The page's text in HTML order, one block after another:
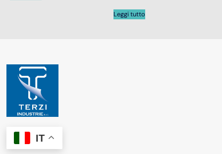
Leggi tutto
IT